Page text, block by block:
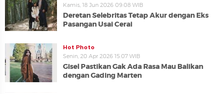
Kamis, 18 Jun 2026 09:08 WIB
Deretan Selebritas Tetap Akur dengan Eks
Pasangan Usai Cerai
Hot Photo
Senin, 20 Apr 2026 15:07 WIB
Gisel Pastikan Gak Ada Rasa Mau Balikan
dengan Gading Marten